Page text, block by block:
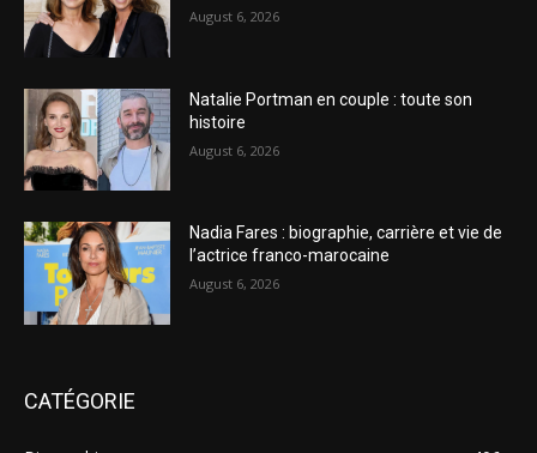
August 6, 2026
Natalie Portman en couple : toute son
histoire
August 6, 2026
Nadia Fares : biographie, carrière et vie de
l’actrice franco-marocaine
August 6, 2026
CATÉGORIE